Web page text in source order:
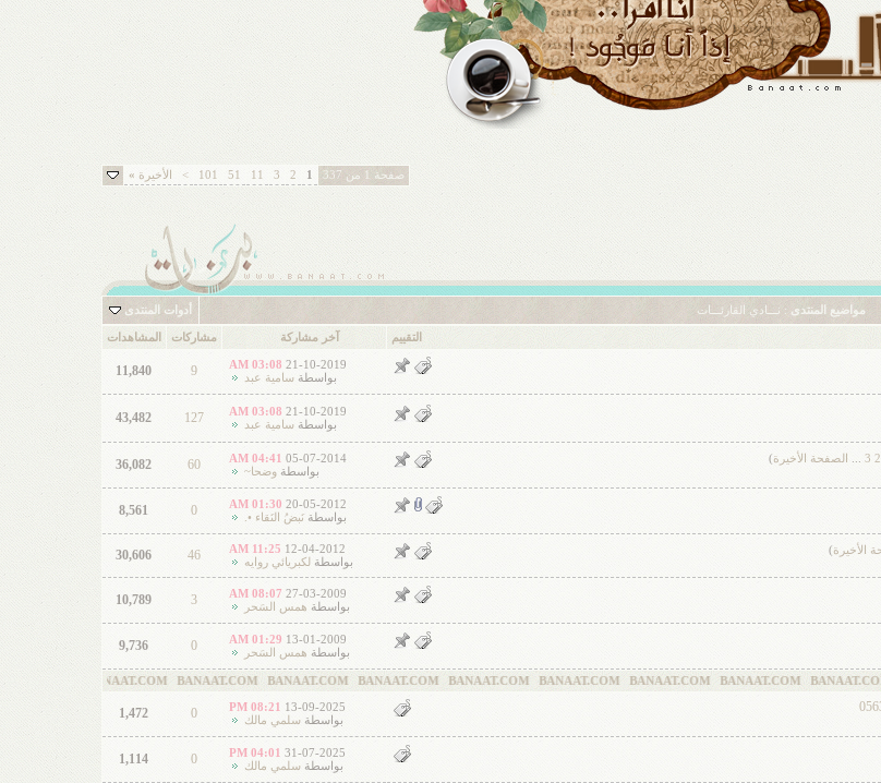
صفحة 1 من 337 1
2
3
11
51
101
> الأخيرة »
مواضيع المنتدى : نـــادي القارئـــات أدوات المنتدى
التقييم آخر مشاركة مشاركات المشاهدات
21-10-2019
03:08 AM
بواسطةسامية عبد 9
11,840
21-10-2019
03:08 AM
بواسطةسامية عبد 127
43,482
2
3 الصفحة الأخيرة)
05-07-2014
04:41 AM
بواسطةوضحا~ 60
36,082
20-05-2012
01:30 AM
بواسطةنَبضُ النَقاء •. 0
8,561
الأخيرة)
12-04-2012
11:25 AM
بواسطة
لكبريائي روايه 46
30,606
27-03-2009
08:07 AM
بواسطة همس السَحر 3
10,789
13-01-2009
01:29 AM
بواسطة همس السَحر 0
9,736
BANAAT.COM BANAAT.COM BANAAT.COM BANAAT.COM BANAAT.COM BANAAT.COM BANAAT.COM BANAAT.COM BANAAT.COM
13-09-2025
08:21 PM
بواسطةسلمي مالك 0
1,472
31-07-2025
04:01 PM
بواسطةسلمي مالك 0
1,114